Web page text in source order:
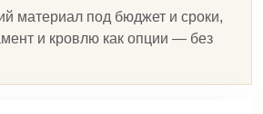
материал под бюджет и сроки,
и кровлю как опции — без